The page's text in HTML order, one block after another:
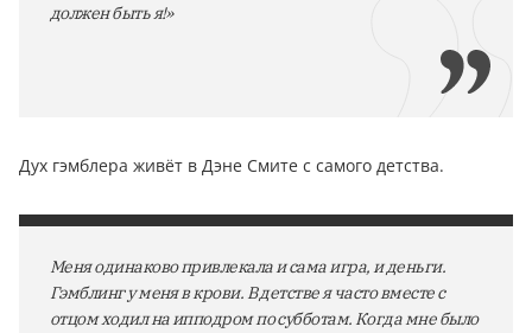
должен быть я!»
Дух гэмблера живёт в Дэне Смите с самого детства.
Меня одинаково привлекала и сама игра, и деньги.
Гэмблинг у меня в крови. В детстве я часто вместе с
отцом ходил на ипподром по субботам. Когда мне было